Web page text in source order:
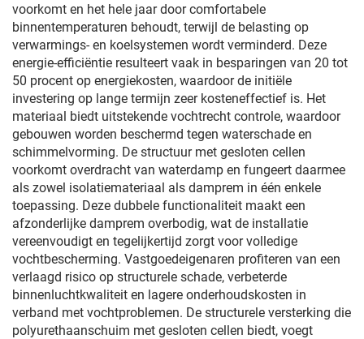
voorkomt en het hele jaar door comfortabele
binnentemperaturen behoudt, terwijl de belasting op
verwarmings- en koelsystemen wordt verminderd. Deze
energie-efficiëntie resulteert vaak in besparingen van 20 tot
50 procent op energiekosten, waardoor de initiële
investering op lange termijn zeer kosteneffectief is. Het
materiaal biedt uitstekende vochtrecht controle, waardoor
gebouwen worden beschermd tegen waterschade en
schimmelvorming. De structuur met gesloten cellen
voorkomt overdracht van waterdamp en fungeert daarmee
als zowel isolatiemateriaal als damprem in één enkele
toepassing. Deze dubbele functionaliteit maakt een
afzonderlijke damprem overbodig, wat de installatie
vereenvoudigt en tegelijkertijd zorgt voor volledige
vochtbescherming. Vastgoedeigenaren profiteren van een
verlaagd risico op structurele schade, verbeterde
binnenluchtkwaliteit en lagere onderhoudskosten in
verband met vochtproblemen. De structurele versterking die
polyurethaanschuim met gesloten cellen biedt, voegt